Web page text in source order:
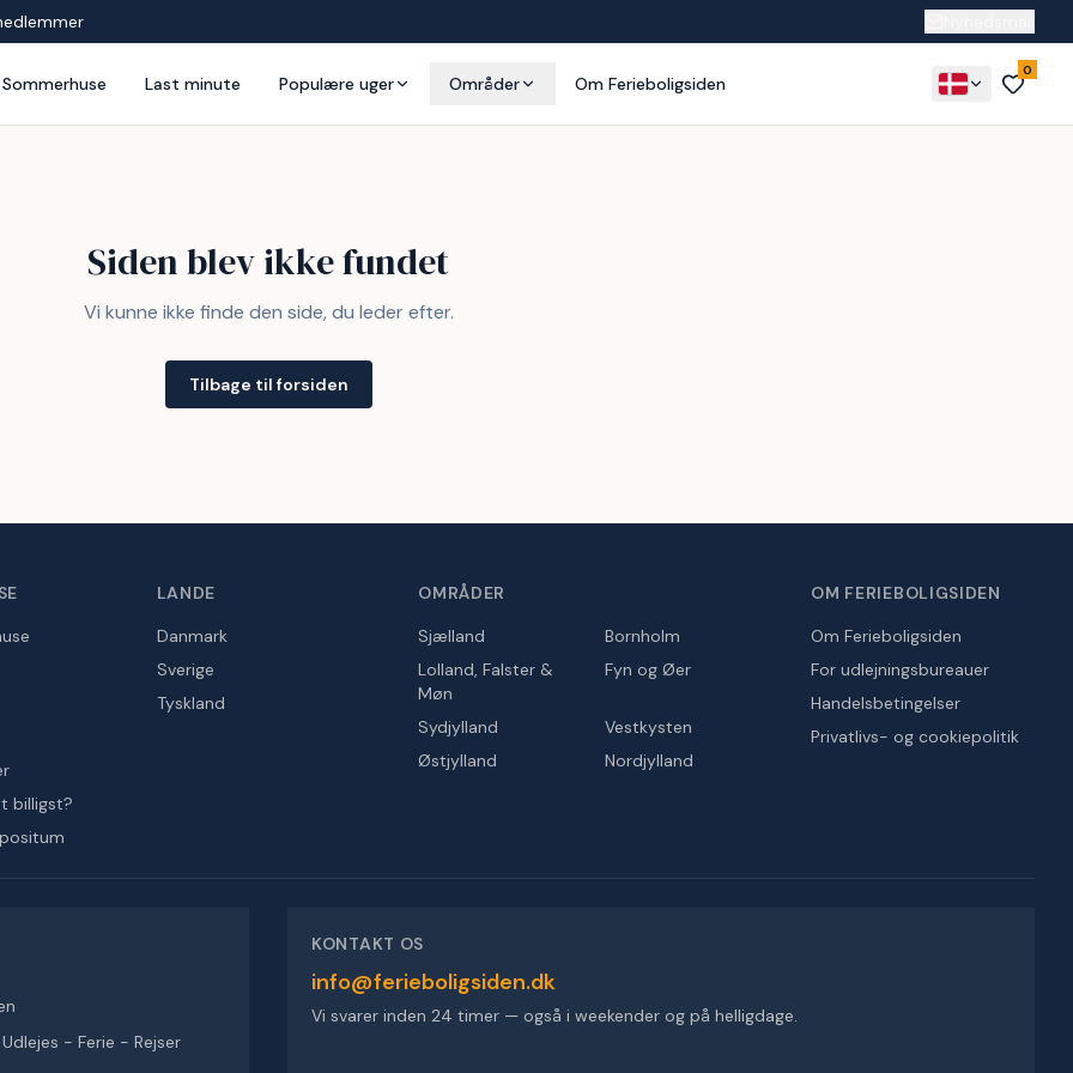
Sommerhuse Last minute Populære uger Områder Om Ferieboligsiden
0
Siden blev ikke fundet
Vi kunne ikke finde den side, du leder efter.
Tilbage til forsiden
billigst?
LANDE
Danmark
Sverige
Tyskland
OMRÅDER
Sjælland
Bornholm
Lolland, Falster &
Møn
Fyn og Øer
Sydjylland
Vestkysten
Østjylland
Nordjylland
OM FERIEBOLIGSIDEN
Om Ferieboligsiden
For udlejningsbureauer
Handelsbetingelser
Privatlivs- og cookiepolitik
- Ferie - Rejser
KONTAKT OS
info@ferieboligsiden.dk
Vi svarer inden 24 timer — også i weekender og på helligdage.